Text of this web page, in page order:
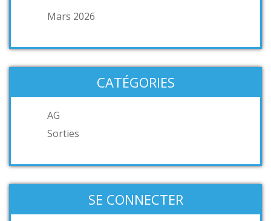
Mars 2026
CATÉGORIES
AG
Sorties
SE CONNECTER